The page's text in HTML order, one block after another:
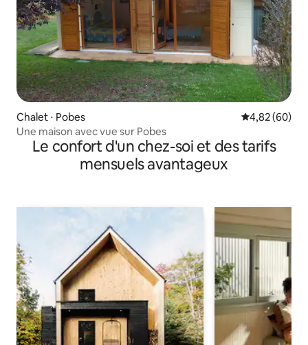
Chalet ⋅ Pobes Évaluation
4,82 (60)
Une maison avec vue sur Pobes
Le confort d'un chez-soi et des tarifs
mensuels avantageux